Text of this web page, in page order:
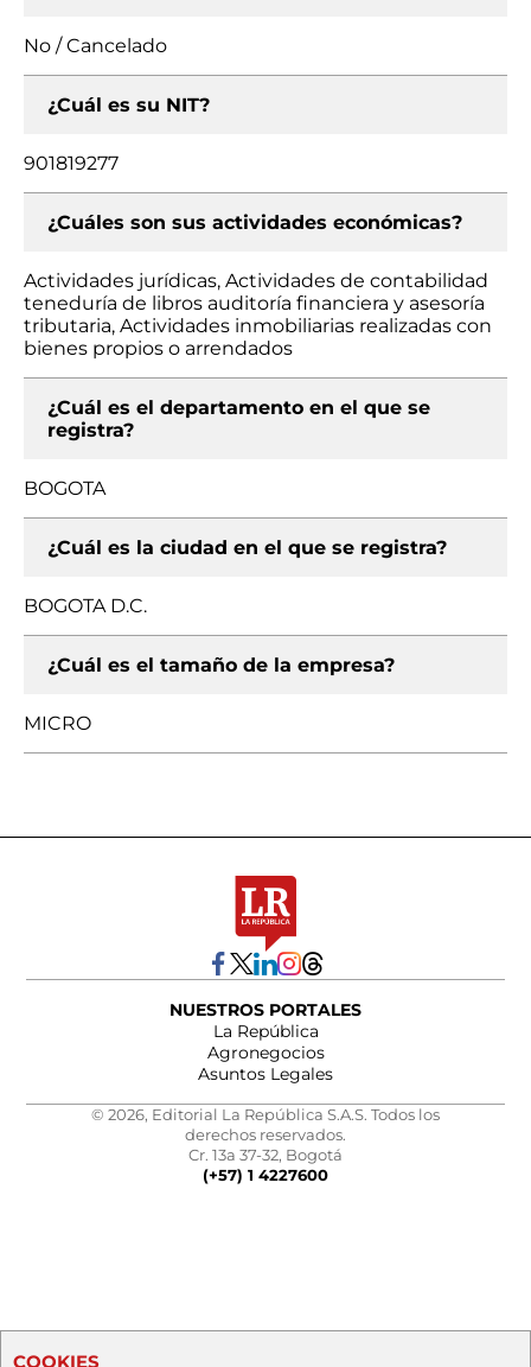
No / Cancelado
¿Cuál es su NIT?
901819277
¿Cuáles son sus actividades económicas?
Actividades jurídicas, Actividades de contabilidad
teneduría de libros auditoría financiera y asesoría
tributaria, Actividades inmobiliarias realizadas con
bienes propios o arrendados
¿Cuál es el departamento en el que se
registra?
BOGOTA
¿Cuál es la ciudad en el que se registra?
BOGOTA D.C.
¿Cuál es el tamaño de la empresa?
MICRO
NUESTROS PORTALES
La República
Agronegocios
Asuntos Legales
© 2026, Editorial La República S.A.S. Todos los
derechos reservados.
Cr. 13a 37-32, Bogotá
(+57) 1 4227600
COOKIES